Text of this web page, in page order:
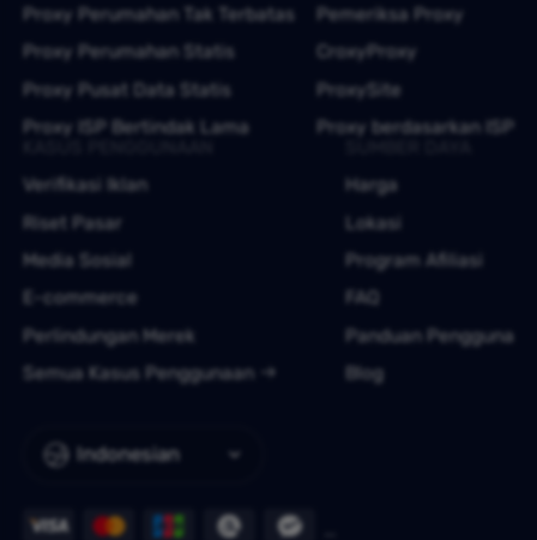
Indonesian
Proxy Perumahan Tak Terbatas
Proxy Perumahan Statis
Proxy Pusat Data Statis
Proxy ISP Bertindak Lama
Pemeriksa Proxy
CroxyProxy
ProxySite
Proxy berdasarkan ISP
Verifikasi Iklan
Riset Pasar
Media Sosial
E-commerce
Perlindungan Merek
Semua Kasus Penggunaan
Harga
Lokasi
Program Afiliasi
FAQ
Panduan Pengguna
Blog